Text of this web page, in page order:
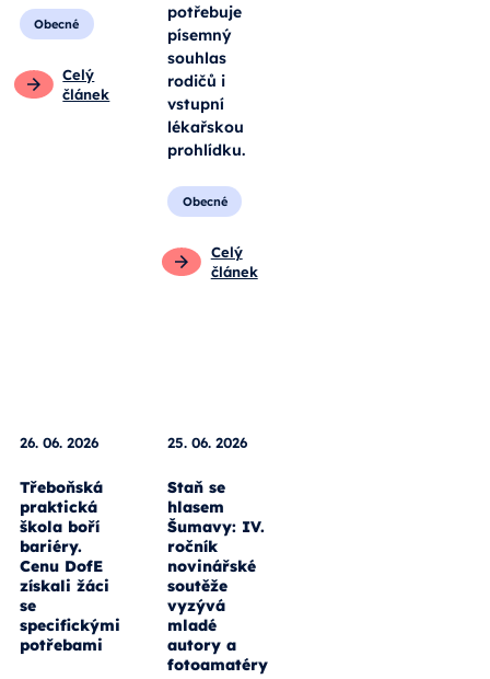
Obecné
Celý
článek
potřebuje
písemný
souhlas
rodičů i
vstupní
lékařskou
prohlídku.
Obecné
Celý
článek
26. 06. 2026
Třeboňská
praktická
škola boří
bariéry.
Cenu DofE
získali žáci
se
specifickými
potřebami
25. 06. 2026
Staň se
hlasem
Šumavy: IV.
ročník
novinářské
soutěže
vyzývá
mladé
autory a
fotoamatéry